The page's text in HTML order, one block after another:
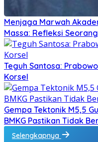
Menjaga Marwah
Massa: Refleksi
Teguh Santosa:
Korsel
Gempa Tektonik M5,5
BMKG Pastikan Tidak
Selengkapnya